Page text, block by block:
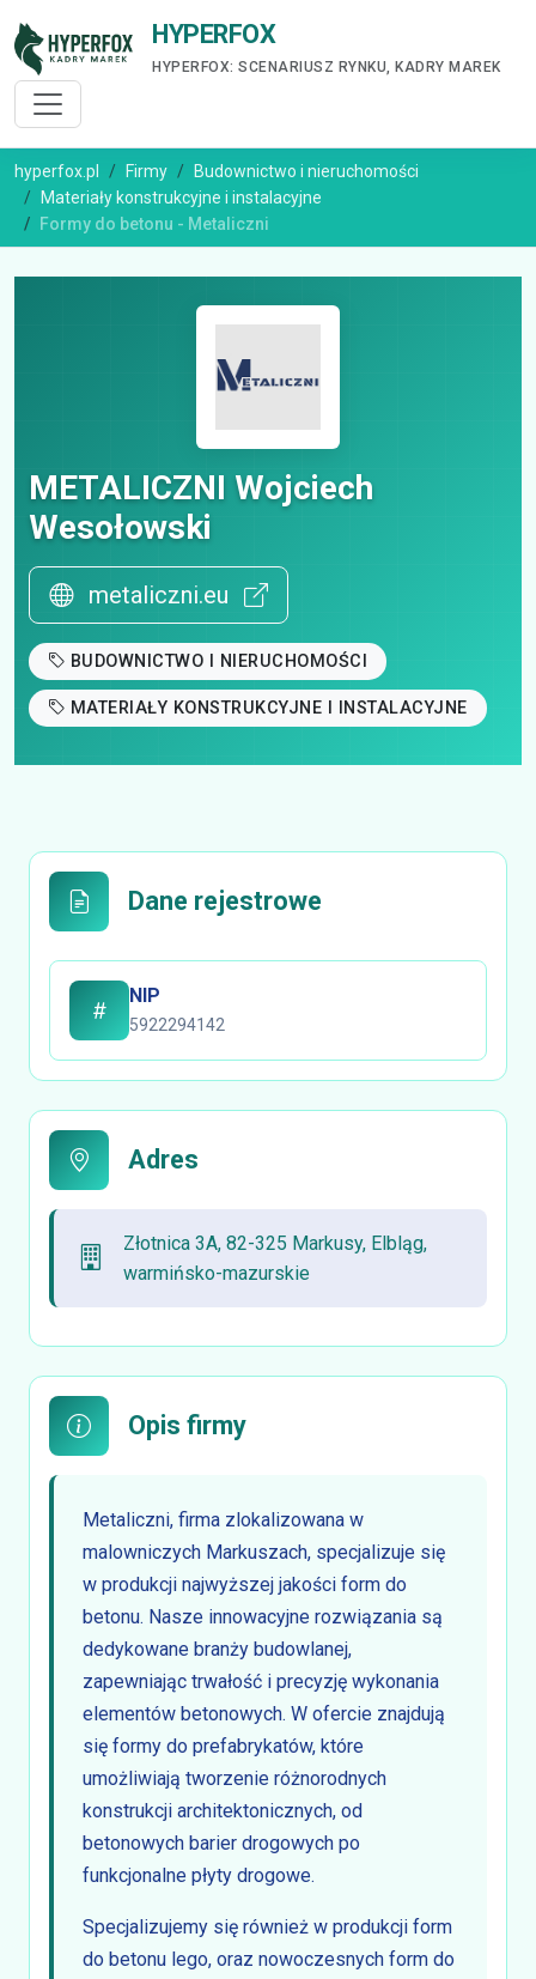
HYPERFOX
HYPERFOX: SCENARIUSZ RYNKU, KADRY MAREK
hyperfox.pl Firmy
Budownictwo i nieruchomości
Materiały konstrukcyjne i instalacyjne
Formy do betonu - Metaliczni
METALICZNI Wojciech
Wesołowski
metaliczni.eu
BUDOWNICTWO I NIERUCHOMOŚCI
MATERIAŁY KONSTRUKCYJNE I INSTALACYJNE
Dane rejestrowe
NIP
5922294142
Adres
Złotnica 3A, 82-325 Markusy, Elbląg,
warmińsko-mazurskie
Opis firmy
Metaliczni, firma zlokalizowana w
malowniczych Markuszach, specjalizuje się
w produkcji najwyższej jakości form do
betonu. Nasze innowacyjne rozwiązania są
dedykowane branży budowlanej,
zapewniając trwałość i precyzję wykonania
elementów betonowych. W ofercie znajdują
się formy do prefabrykatów, które
umożliwiają tworzenie różnorodnych
konstrukcji architektonicznych, od
betonowych barier drogowych po
funkcjonalne płyty drogowe.
Specjalizujemy się również w produkcji form
do betonu lego, oraz nowoczesnych form do